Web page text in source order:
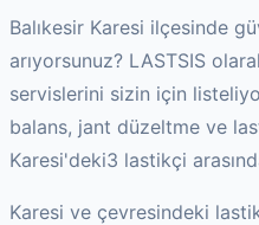
Balıkesir Karesi ilçesinde
arıyorsunuz? LASTSIS
servislerini sizin için
balans, jant düzeltme ve
Karesi'deki3 lastikçi
Karesi ve çevresindeki